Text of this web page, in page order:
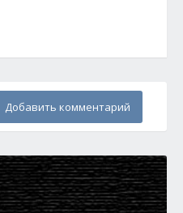
Добавить комментарий